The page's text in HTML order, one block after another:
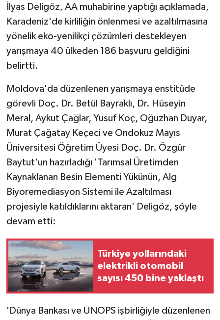
İlyas Deligöz, AA muhabirine yaptığı açıklamada,
Karadeniz'de kirliliğin önlenmesi ve azaltılmasına
yönelik eko-yenilikçi çözümleri destekleyen
yarışmaya 40 ülkeden 186 başvuru geldiğini
belirtti.
Moldova'da düzenlenen yarışmaya enstitüde
görevli Doç. Dr. Betül Bayraklı, Dr. Hüseyin
Meral, Aykut Çağlar, Yusuf Koç, Oğuzhan Duyar,
Murat Çağatay Keçeci ve Ondokuz Mayıs
Üniversitesi Öğretim Üyesi Doç. Dr. Özgür
Baytut'un hazırladığı 'Tarımsal Üretimden
Kaynaklanan Besin Elementi Yükünün, Alg
Biyoremediasyon Sistemi ile Azaltılması
projesiyle katıldıklarını aktaran' Deligöz, şöyle
devam etti:
Türkiye yollarındaki
elektrikli otomobil
sayısı 450 bine yaklaştı
'Dünya Bankası ve UNOPS işbirliğiyle düzenlenen